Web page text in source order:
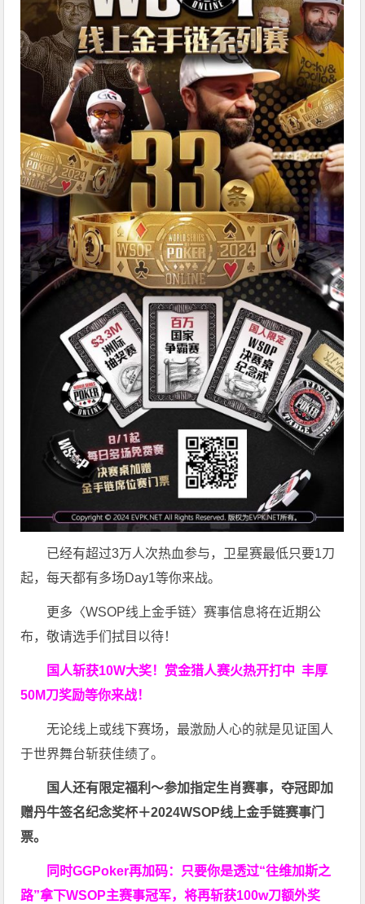
已经有超过3万人次热血参与，卫星赛最低只要1刀
起，每天都有多场Day1等你来战。
更多〈WSOP线上金手链〉赛事信息将在近期公
布，敬请选手们拭目以待！
国人斩获10W大奖！ 赏金猎人赛火热开打中 丰厚
50M刀奖励等你来战！
无论线上或线下赛场，最激励人心的就是见证国人
于世界舞台斩获佳绩了。
国人还有限定福利～参加指定生肖赛事，夺冠即加
赠丹牛签名纪念奖杯＋2024WSOP线上金手链赛事门
票。
同时GGPoker再加码：只要你是透过“往维加斯之
路”拿下WSOP主赛事冠军，将再斩获100w刀额外奖